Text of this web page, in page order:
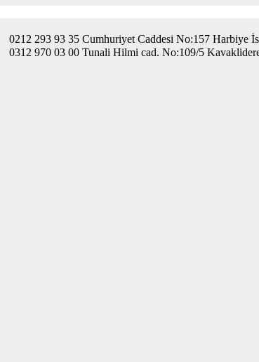
0212 293 93 35 Cumhuriyet Caddesi No:157 Harbiye
0312 970 03 00 Tunali Hilmi cad. No:109/5